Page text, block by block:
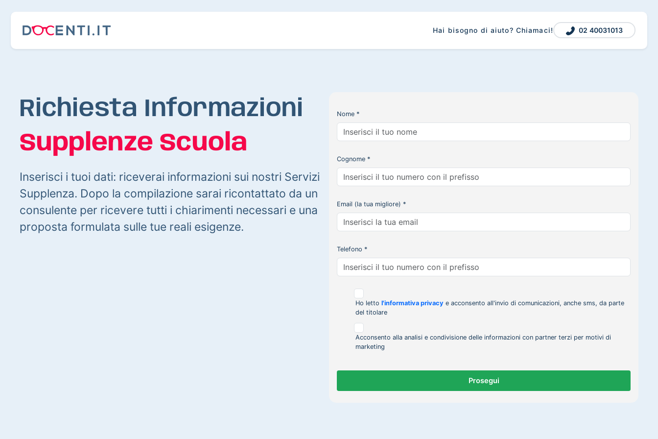
Hai bisogno di aiuto? Chiamaci! 02 40031013
Richiesta Informazioni
Supplenze Scuola
Inserisci i tuoi dati: riceverai informazioni sui nostri Servizi
Supplenza. Dopo la compilazione sarai ricontattato da un
consulente per ricevere tutti i chiarimenti necessari e una
proposta formulata sulle tue reali esigenze.
Nome *
Cognome *
Email (la tua migliore) *
Telefono *
Ho letto l'informativa privacy e acconsento all'invio di comunicazioni, anche sms, da parte
del titolare
Acconsento alla analisi e condivisione delle informazioni con partner terzi per motivi di
marketing